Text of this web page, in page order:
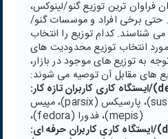
فراوان ترین توزیع گنو/لینوکس،
حتی برخی افراد و موسسات گنو/
شناسند. کدام توزیع را انتخاب
مورد انتخاب توزیع محدودیت های
به توزیع های موجود در بازار،
های مقابل آن توصیه می شوند:
اوبونتو (ubuntu)، زوزه (suse)، پارسیکس (parsix)، مپیس
(mepis)، فدورا (fedora)،